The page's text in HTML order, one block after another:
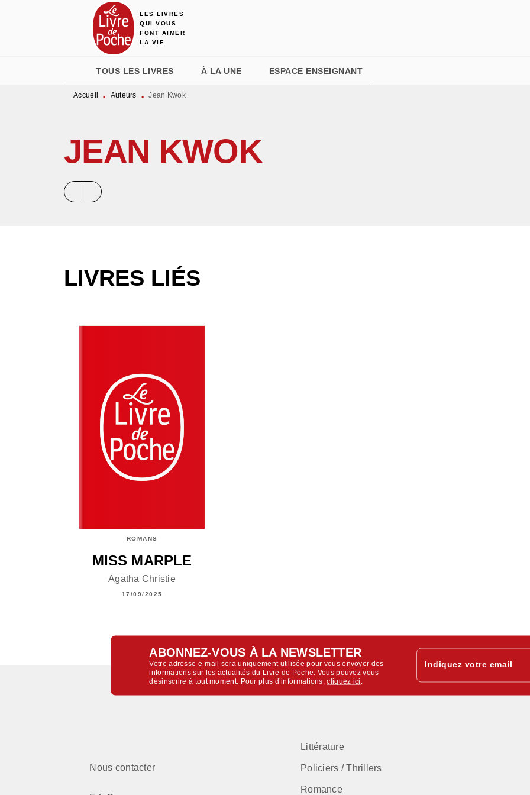
MENU RECHERCHE
LES LIVRES
QUI VOUS
FONT AIMER
LA VIE
TOUS LES LIVRES À LA UNE ESPACE ENSEIGNANT
Accueil • Auteurs • Jean Kwok
JEAN KWOK
LIVRES LIÉS
ROMANS
MISS MARPLE
Agatha Christie
17/09/2025
ABONNEZ-VOUS À LA NEWSLETTER
Votre adresse e-mail sera uniquement utilisée pour vous envoyer des
informations sur les actualités du Livre de Poche. Vous pouvez vous
désinscrire à tout moment. Pour plus d’informations,cliquez ici
Indiquez votre email
Nous contacter
Littérature
Policiers / Thrillers
Romance